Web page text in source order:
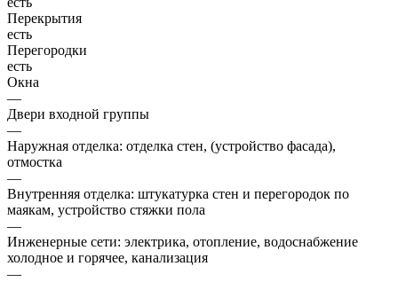
Перекрытия
есть
Перегородки
есть
Окна
—
Двери входной группы
—
Наружная отделка: отделка стен, (устройство фасада),
отмостка
—
Внутренняя отделка: штукатурка стен и перегородок по
маякам, устройство стяжки пола
—
Инженерные сети: электрика, отопление, водоснабжение
холодное и горячее, канализация
—